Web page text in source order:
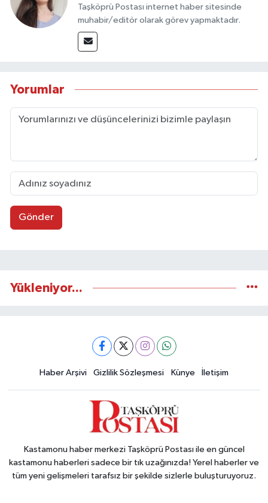
Taşköprü Postası internet haber sitesinde
muhabir/editör olarak görev yapmaktadır.
Yorumlar
Gönder
Yükleniyor...
Haber Arşivi Gizlilik Sözleşmesi Künye İletişim
Kastamonu haber merkezi Taşköprü Postası ile en güncel
kastamonu haberleri sadece bir tık uzağınızda! Yerel haberler ve
tüm yeni gelişmeleri tarafsız bir şekilde sizlerle buluşturuyoruz.